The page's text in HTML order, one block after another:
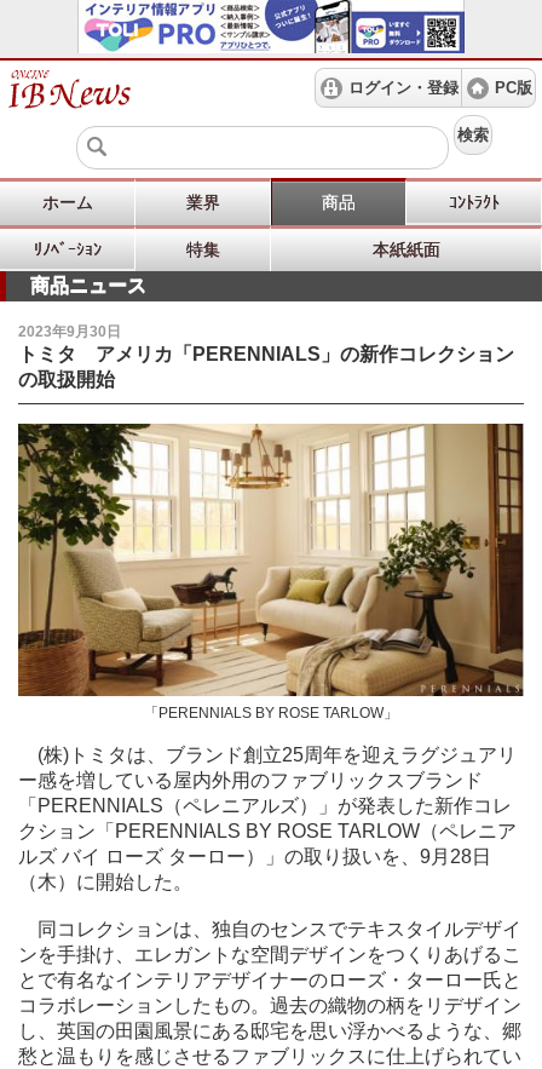
ログイン・登録 PC版
検索
ホーム 業界 商品 ｺﾝﾄﾗｸﾄ
ﾘﾉﾍﾞｰｼｮﾝ 特集 本紙紙面
商品ニュース
2023年9月30日
トミタ アメリカ「PERENNIALS」の新作コレクション
の取扱開始
「PERENNIALS BY ROSE TARLOW」
(株)トミタは、ブランド創立25周年を迎えラグジュアリ
ー感を増している屋内外用のファブリックスブランド
「PERENNIALS（ペレニアルズ）」が発表した新作コレ
クション「PERENNIALS BY ROSE TARLOW（ペレニア
ルズ バイ ローズ ターロー）」の取り扱いを、9月28日
（木）に開始した。
同コレクションは、独自のセンスでテキスタイルデザイ
ンを手掛け、エレガントな空間デザインをつくりあげるこ
とで有名なインテリアデザイナーのローズ・ターロー氏と
コラボレーションしたもの。過去の織物の柄をリデザイン
し、英国の田園風景にある邸宅を思い浮かべるような、郷
愁と温もりを感じさせるファブリックスに仕上げられてい